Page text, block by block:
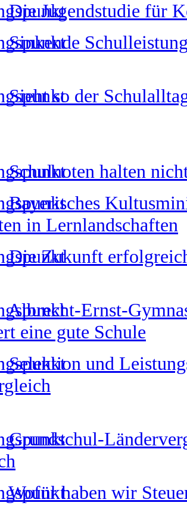
Die Jugendstudie für
Sinkende
Sieht so der
Schulnoten halten
Bayerisches
in Lernlandschaften
Die Zukunft
Albrecht-Ernst-
eine gute Schule
Selektion und
Grundschul-
Wofür haben wir